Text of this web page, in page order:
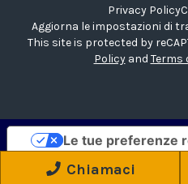
Privacy Policy
Aggiorna le impostazioni di
This site is protected by
Policyand Terms
Chiamaci
Informativa sulla raccolta
Le tue preferenze